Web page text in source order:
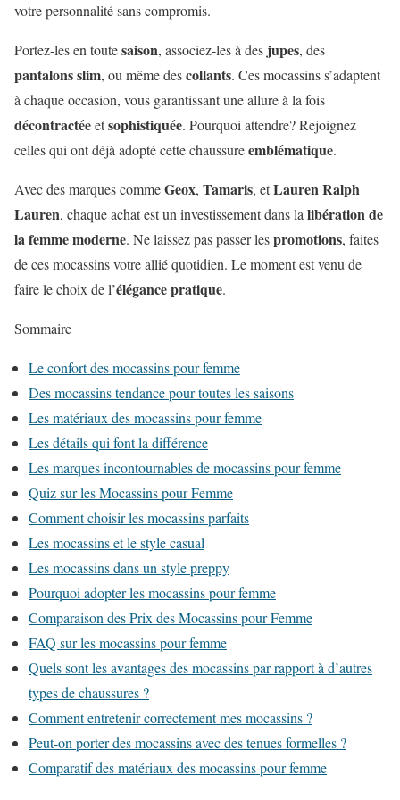
votre personnalité sans compromis.
Portez-les en toutesaison, associez-les à des jupes, des
pantalons slim, ou même descollants. Ces mocassins s’adaptent
à chaque occasion, vous garantissant une allure à la fois
décontractéeetsophistiquée. Pourquoi attendre? Rejoignez
celles qui ont déjà adopté cette chaussureemblématique.
Avec des marques commeGeox, Tamaris, etLauren Ralph
Lauren, chaque achat est un investissement dans lalibération de
la femme moderne. Ne laissez pas passer lespromotions, faites
de ces mocassins votre allié quotidien. Le moment est venu de
faire le choix de l’élégance pratique.
Sommaire
Le confort des mocassins pour femme
Des mocassins tendance pour toutes les saisons
Les matériaux des mocassins pour femme
Les détails qui font la différence
Les marques incontournables de mocassins pour femme
Quiz sur les Mocassins pour Femme
Comment choisir les mocassins parfaits
Les mocassins et le style casual
Les mocassins dans un style preppy
Pourquoi adopter les mocassins pour femme
Comparaison des Prix des Mocassins pour Femme
FAQ sur les mocassins pour femme
Quels sont les avantages des mocassins par rapport à d’autres
types de chaussures ?
Comment entretenir correctement mes mocassins ?
Peut-on porter des mocassins avec des tenues formelles ?
Comparatif des matériaux des mocassins pour femme